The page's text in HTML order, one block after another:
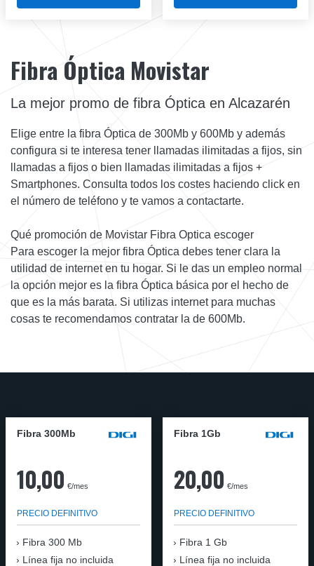
Fibra Óptica Movistar
La mejor promo de fibra Óptica en Alcazarén
Elige entre la fibra Óptica de 300Mb y 600Mb y además
configura si te interesa tener llamadas ilimitadas a fijos, sin
llamadas a fijos o bien llamadas ilimitadas a fijos +
Smartphones. Consulta todos los costes haciendo click en
el número de teléfono y te vamos a contactarte.
Qué promoción de Movistar Fibra Optica escoger
Para escoger la mejor fibra Óptica debes tener clara la
utilidad de internet en tu hogar. Si le das un empleo normal
la opción mejor es la fibra Óptica básica por el hecho de
que es la más barata. Si utilizas internet para muchas
cosas te recomendamos contratar la de 600Mb.
Fibra 300Mb
10,00 €/mes
PRECIO DEFINITIVO
Fibra 300 Mb
Línea fija no incluida
Fibra 1Gb
20,00 €/mes
PRECIO DEFINITIVO
Fibra 1 Gb
Línea fija no incluida